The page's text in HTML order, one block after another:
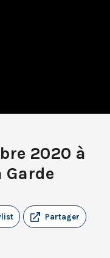
2020 à
Garde
Partager